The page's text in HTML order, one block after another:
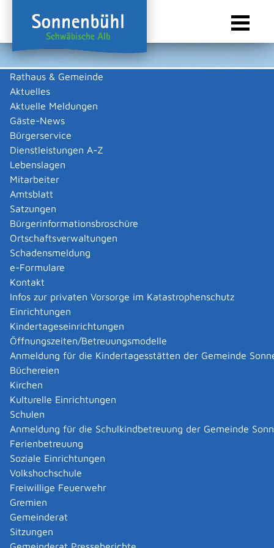
Rathaus & Gemeinde
Aktuelles
Aktuelle Meldungen
Gäste-News
Bürgerservice
Dienstleistungen A-Z
Lebenslagen
Mitarbeiter
Amtsblatt
Satzungen
Bürgerinformationsbroschüre
Ortschaftsverwaltungen
Schadensmeldung
e-Formulare
Kontakt
Infos zur privaten Vorsorge im Katastrophenschutz
Einrichtungen
Kindertageseinrichtungen
Öffnungszeiten/Betreuungsmodelle
Anmeldung für die Kindertagesstätten der Gemeinde
Büchereien
Kirchen
Kulturelle Einrichtungen
Schulen
Anmeldung für die Schulkindbetreuung der Gemeinde
Ferienbetreuung
Soziale Einrichtungen
Volkshochschule
Freiwillige Feuerwehr
Gremien
Gemeinderat
Sitzungen
Sie sind hier:
Gewerbeliste
Keine Daten vorhanden
Zurück zur Suche
Zurück zur Suche
||